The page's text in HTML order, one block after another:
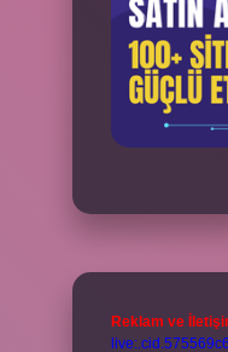
Reklam ve